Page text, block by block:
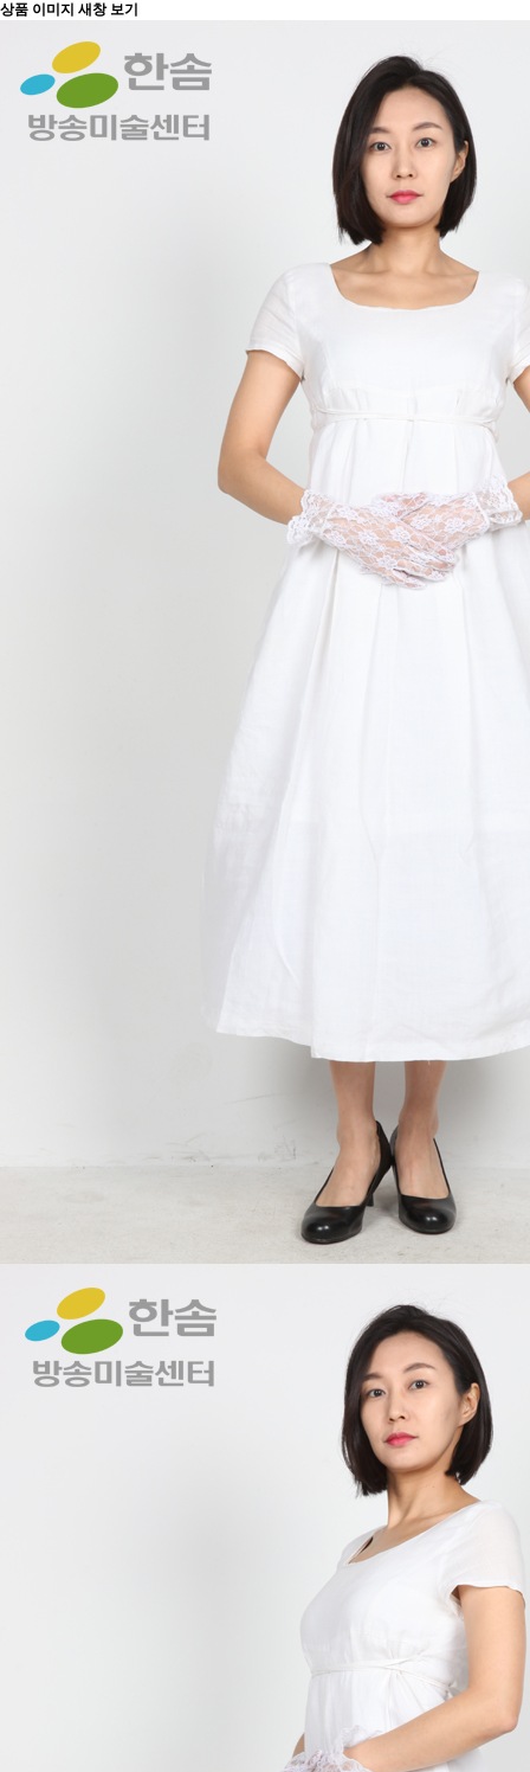
상품 이미지 새창 보기